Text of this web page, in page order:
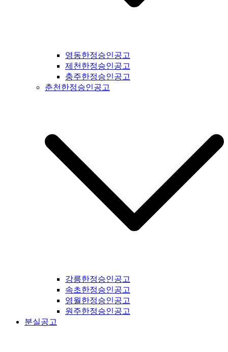
영동한정승인공고
제천한정승인공고
충주한정승인공고
춘천한정승인공고
강릉한정승인공고
속초한정승인공고
영월한정승인공고
원주한정승인공고
분실공고